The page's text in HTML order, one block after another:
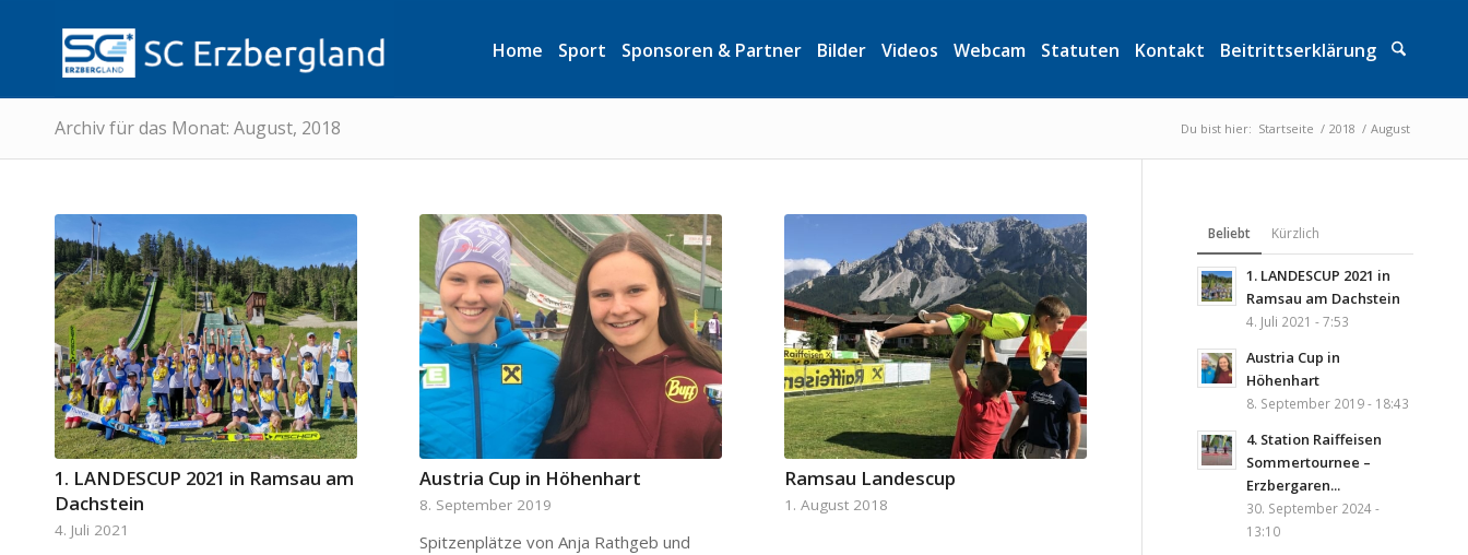
Home Sport Sponsoren & Partner Bilder Videos Webcam Statuten Kontakt Beitrittserklärung
Archiv für das Monat: August, 2018 Du bist hier: Startseite / 2018 / August
1. LANDESCUP 2021 in Ramsau am
Dachstein
4. Juli 2021
Austria Cup in Höhenhart
8. September 2019
Spitzenplätze von Anja Rathgeb und
Ramsau Landescup
1. August 2018
Beliebt Kürzlich
1. LANDESCUP 2021 in
Ramsau am Dachstein
4. Juli 2021 - 7:53
Austria Cup in
Höhenhart
8. September 2019 - 18:43
4. Station Raiffeisen
Sommertournee –
Erzbergaren...
30. September 2024 -
13:10